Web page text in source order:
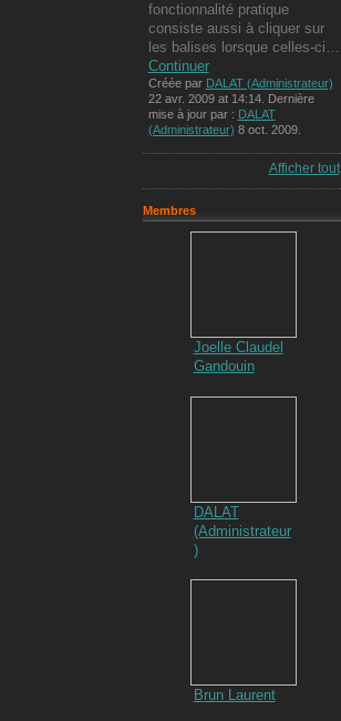
fonctionnalité pratique
consiste aussi à cliquer sur
les balises lorsque celles-ci…
Continuer
Créée par DALAT (Administrateur)
22 avr. 2009 at 14:14. Dernière
mise à jour par : DALAT
(Administrateur) 8 oct. 2009.
Afficher tout
Membres
Joelle Claudel
Gandouin
DALAT
(Administrateur
)
Brun Laurent